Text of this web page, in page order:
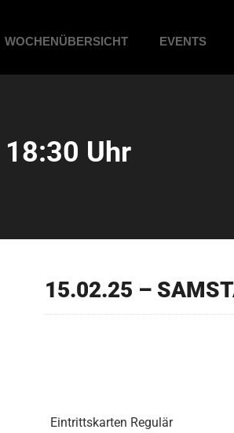
WOCHENÜBERSICHT EVENTS
Uhr
15.02.25 –
Eintrittskarten Regulär